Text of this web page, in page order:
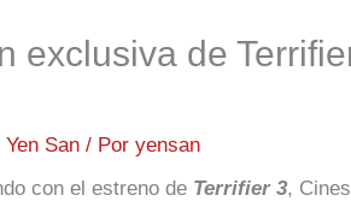
exclusiva de
San / Poryensan
con el estreno de Terrifier 3,